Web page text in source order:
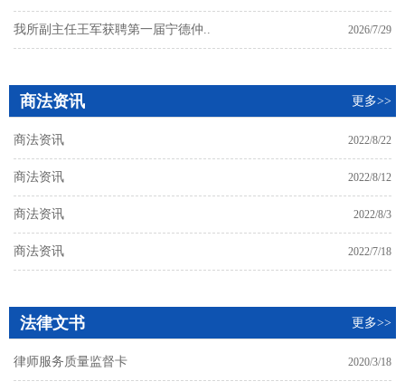
我所副主任王军获聘第一届宁德仲.. 2026/7/29
商法资讯 更多>>
商法资讯 2022/8/22
商法资讯 2022/8/12
商法资讯 2022/8/3
商法资讯 2022/7/18
法律文书 更多>>
律师服务质量监督卡 2020/3/18